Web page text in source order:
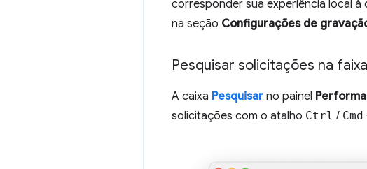
corresponder sua experiência local à
na seção Configurações de
Pesquisar solicitações na
A caixa Pesquisar no painel
solicitações com o atalho Ctrl / Cmd